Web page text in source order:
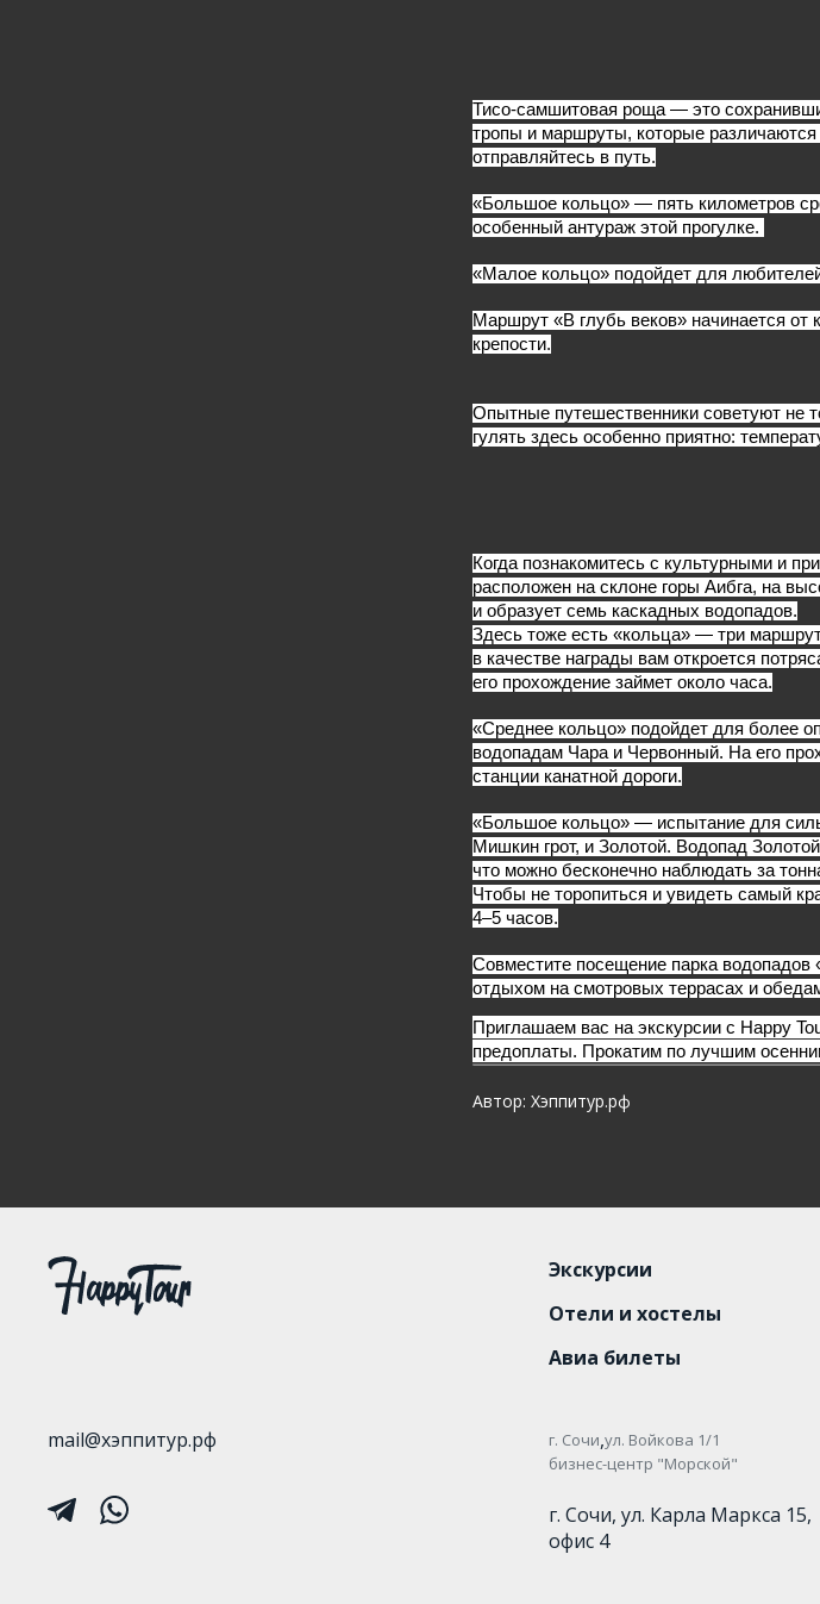
Тисо-самшитовая роща — это
тропы и маршруты, которые
отправляйтесь в путь.
«Большое кольцо» — пять километров
особенный антураж этой прогулке.
«Малое кольцо» подойдет для
Маршрут «В глубь веков» начинается от
крепости.
Опытные путешественники советуют не
гулять здесь особенно приятно:
Когда познакомитесь с культурными и
расположен на склоне горы Аибга, на
и образует семь каскадных водопадов.
Здесь тоже есть «кольца» — три
в качестве награды вам откроется
его прохождение займет около часа.
«Среднее кольцо» подойдет для более
водопадам Чара и Червонный. На его
станции канатной дороги.
«Большое кольцо» — испытание для
Мишкин грот, и Золотой. Водопад
что можно бесконечно наблюдать за
Чтобы не торопиться и увидеть самый
4–5 часов.
Совместите посещение парка
отдыхом на смотровых террасах и
Приглашаем вас на экскурсии с Happy
предоплаты. Прокатим по лучшим
Автор: Хэппитур.рф
Экскурсии
Отели и хостелы
Авиа билеты
mail@хэппитур.рф г. Сочи,ул. Войкова 1/1
бизнес-центр "Морской"
г. Сочи, ул. Карла Маркса 15,
офис 4